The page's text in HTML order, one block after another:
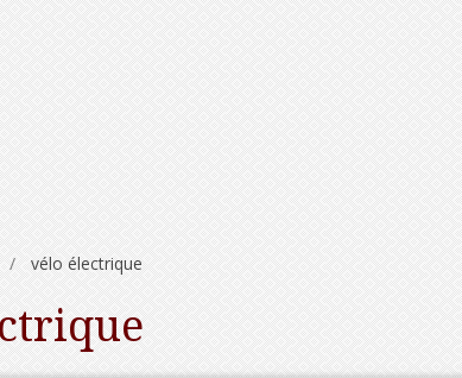
vélo électrique